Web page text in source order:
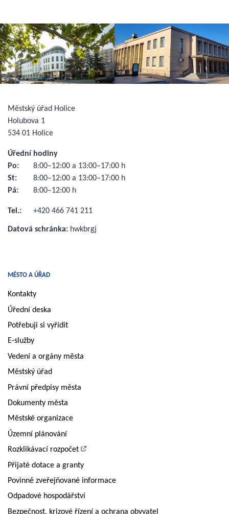
MĚSTO A ÚŘAD
Kontakty
Úřední deska
Potřebuji si vyřídit
E-služby
Vedení a orgány města
Městský úřad
Právní předpisy města
Dokumenty města
Městské organizace
Územní plánování
Rozklikávací rozpočet
Přijaté dotace a granty
Povinně zveřejňované informace
Odpadové hospodářství
Bezpečnost, krizové řízení a ochrana obyvatel
Městský úřad Holice
Holubova 1
534 01 Holice
Úřední hodiny
Po:
8:00–12:00 a 13:00–17:00 h
St:
8:00–12:00 a 13:00–17:00 h
Pá:
8:00–12:00 h
Tel.: +420 466 741 211
Datová schránka: hwkbrgj